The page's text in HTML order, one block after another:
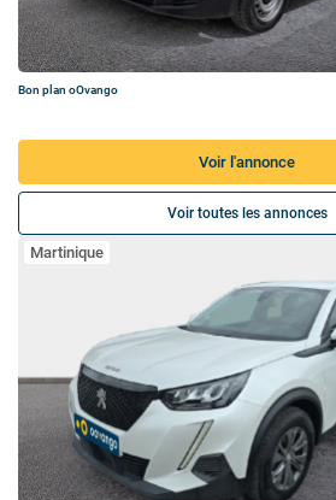
Bon plan oOvango
Voir l'annonce
Voir toutes les annonces
Martinique